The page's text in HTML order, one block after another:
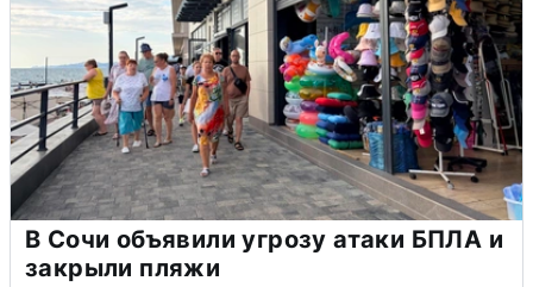
В Сочи объявили угрозу атаки БПЛА и
закрыли пляжи